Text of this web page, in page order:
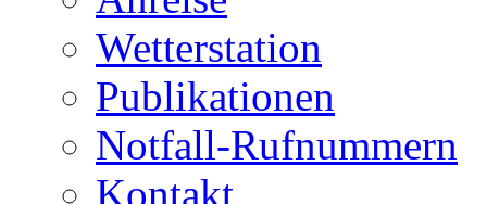
Wetterstation
Publikationen
Notfall-Rufnummern
Kontakt